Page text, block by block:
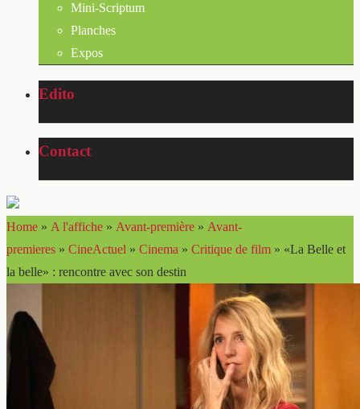
Mini-Scriptum
Planches
Expos
Edito
Contact
Home » A l'affiche » Avant-première » Avant-
premieres » CineActuel » Cinema » Critique de film » «La Belle et
la belle» : rencontre avec son destin